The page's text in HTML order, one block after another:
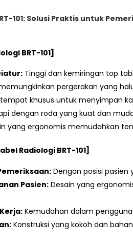
101: Solusi Praktis untuk
BRT-101]
Tinggi dan kemiringan top
pergerakan yang
khusus untuk menyimpan
dengan roda yang kuat dan
yang ergonomis memudahkan
Radiologi BRT-101]
Dengan posisi pasien
Pasien: Desain yang
Kemudahan dalam
Konstruksi yang kokoh dan